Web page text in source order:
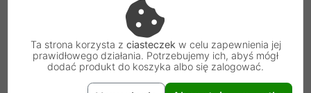
Ta strona korzysta z ciasteczek w celu zapewnienia jej
prawidłowego działania. Potrzebujemy ich, abyś mógł
dodać produkt do koszyka albo się zalogować.